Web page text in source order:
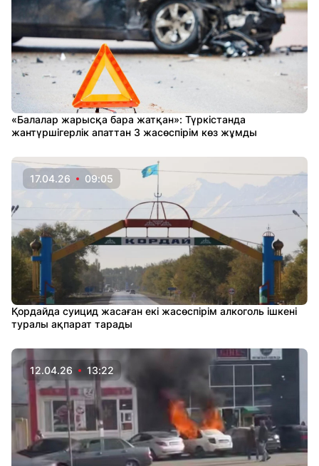
«Балалар жарысқа бара жатқан»: Түркістанда
жантүршігерлік апаттан 3 жасөспірім көз жұмды
17.04.26 09:05
Қордайда суицид жасаған екі жасөспірім алкоголь ішкені
туралы ақпарат тарады
12.04.26 13:22